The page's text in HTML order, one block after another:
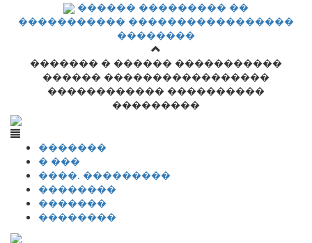
������ ��������� ��
����������� �����������������
��������
������� � ������ �����������
������ �����������������
������������ ����������
���������
�������
� ���
����. ���������
��������
�������
��������